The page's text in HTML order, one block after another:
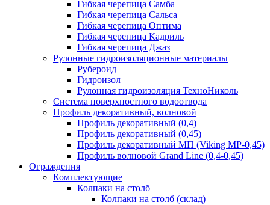
Гибкая черепица Самба
Гибкая черепица Сальса
Гибкая черепица Оптима
Гибкая черепица Кадриль
Гибкая черепица Джаз
Рулонные гидроизоляционные материалы
Рубероид
Гидроизол
Рулонная гидроизоляция ТехноНиколь
Система поверхностного водоотвода
Профиль декоративный, волновой
Профиль декоративный (0,4)
Профиль декоративный (0,45)
Профиль декоративный МП (Viking MP-0,45)
Профиль волновой Grand Line (0,4-0,45)
Ограждения
Комплектующие
Колпаки на столб
Колпаки на столб (склад)